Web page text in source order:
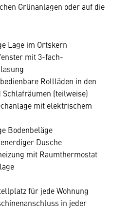
Grün­anlagen oder auf die
Lage im Ortskern
mit 3-fach-
Rollläden in den
Schlafräumen (teilweise)
mit elektrischem
Bodenbeläge
Dusche
mit Raumthermostat
für jede Wohnung
in jeder